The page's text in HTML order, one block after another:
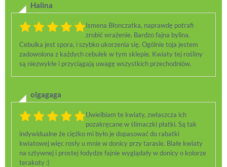
Halina
Ismena Błonczatka, naprawdę potrafi
zrobić wrażenie. Bardzo fajna bylina.
Cebulka jest spora, i szybko ukorzenia się. Ogólnie toja jestem
zadowolona z każdych cebulek w tym sklepie. Kwiaty tej rośliny
są niezwykłe i przyciągają uwagę wszystkich przechodniów.
olgagaga
Uwielbiam te kwiaty, zwłaszcza ich
pozakręcane w ślimaczki płatki. Są tak
indywidualne że ciężko mi było je dopasować do rabatki
kwiatowej więc rosły u mnie w donicy przy tarasie. Białe kwiaty
na sztywnej i prostej łodydze fajnie wyglądały w donicy o kolorze
terakoty :)